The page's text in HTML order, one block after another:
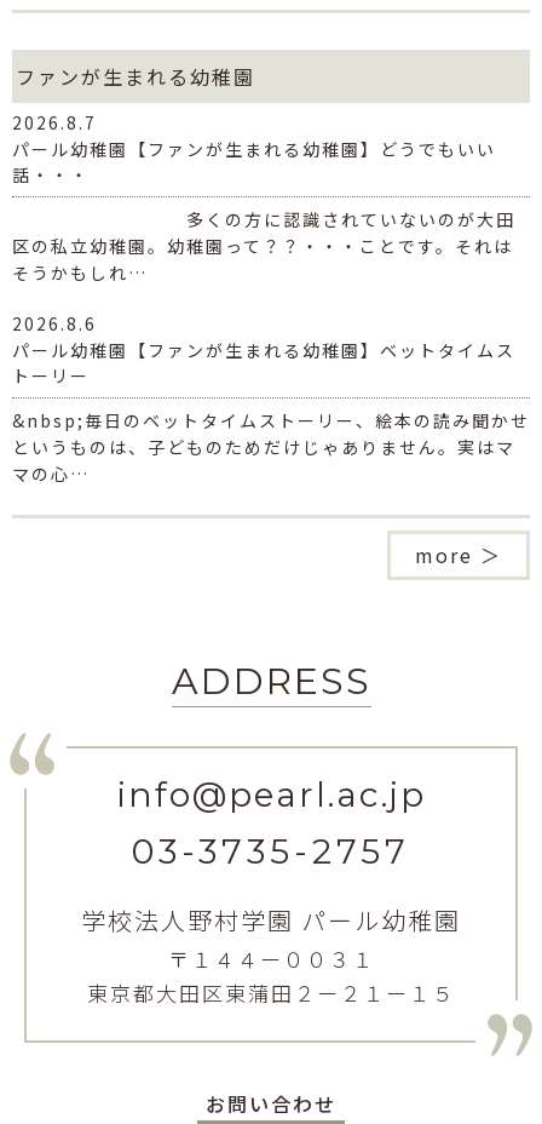
ファンが生まれる幼稚園
2026.8.7
パール幼稚園【ファンが生まれる幼稚園】どうでもいい
話・・・
多くの方に認識されていないのが大田
区の私立幼稚園。幼稚園って？？・・・ことです。それは
そうかもしれ…
2026.8.6
パール幼稚園【ファンが生まれる幼稚園】ベットタイムス
トーリー
&nbsp;毎日のベットタイムストーリー、絵本の読み聞かせ
というものは、子どものためだけじゃありません。実はマ
マの心…
more ＞
ADDRESS
info@pearl.ac.jp
03-3735-2757
学校法人野村学園 パール幼稚園
〒１４４ー００３１
東京都大田区東蒲田２ー２１ー１５
お問い合わせ